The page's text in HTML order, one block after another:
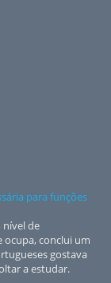
para funções
nível de
ocupa, conclui um
gostava
a estudar.